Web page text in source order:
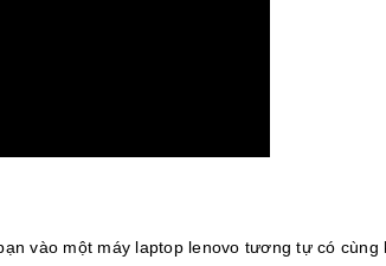
vào một máy laptop lenovo tương tự có cùng